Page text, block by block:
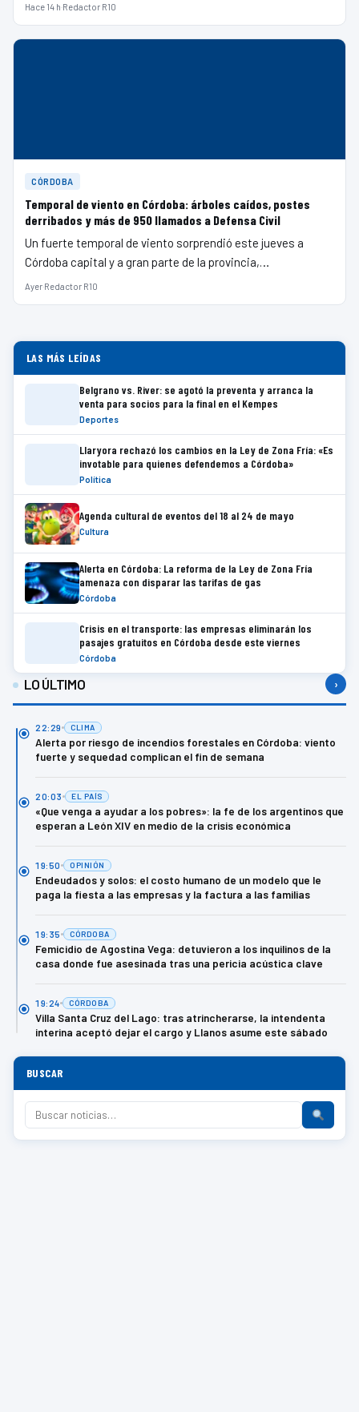
Hace 14 h·Redactor R10
CÓRDOBA
Temporal de viento en Córdoba: árboles caídos, postes
derribados y más de 950 llamados a Defensa Civil
Un fuerte temporal de viento sorprendió este jueves a
Córdoba capital y a gran parte de la provincia,…
Ayer·Redactor R10
LAS MÁS LEÍDAS
Belgrano vs. River: se agotó la preventa y arranca la
venta para socios para la final en el Kempes
Deportes
Llaryora rechazó los cambios en la Ley de Zona Fría: «Es
invotable para quienes defendemos a Córdoba»
Política
Agenda cultural de eventos del 18 al 24 de mayo
Cultura
Alerta en Córdoba: La reforma de la Ley de Zona Fría
amenaza con disparar las tarifas de gas
Córdoba
Crisis en el transporte: las empresas eliminarán los
pasajes gratuitos en Córdoba desde este viernes
Córdoba
LO ÚLTIMO ›
22:29 CLIMA
Alerta por riesgo de incendios forestales en Córdoba: viento
fuerte y sequedad complican el fin de semana
20:03 EL PAÍS
«Que venga a ayudar a los pobres»: la fe de los argentinos que
esperan a León XIV en medio de la crisis económica
19:50 OPINIÓN
Endeudados y solos: el costo humano de un modelo que le
paga la fiesta a las empresas y la factura a las familias
19:35 CÓRDOBA
Femicidio de Agostina Vega: detuvieron a los inquilinos de la
casa donde fue asesinada tras una pericia acústica clave
19:24 CÓRDOBA
Villa Santa Cruz del Lago: tras atrincherarse, la intendenta
interina aceptó dejar el cargo y Llanos asume este sábado
BUSCAR